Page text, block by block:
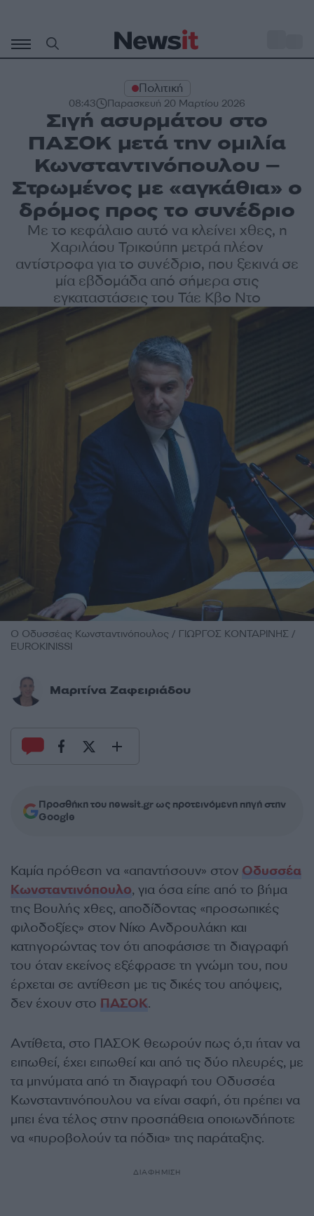
περιεχόμενο
Πολιτική
08:43 Παρασκευή 20 Μαρτίου 2026
Σιγή ασυρμάτου στο
ΠΑΣΟΚ μετά την ομιλία
Κωνσταντινόπουλου –
Στρωμένος με «αγκάθια» ο
δρόμος προς το συνέδριο
Με το κεφάλαιο αυτό να κλείνει χθες, η
Χαριλάου Τρικούπη μετρά πλέον
αντίστροφα για το συνέδριο, που ξεκινά σε
μία εβδομάδα από σήμερα στις
εγκαταστάσεις του Τάε Κβο Ντο
Ο Οδυσσέας Κωνσταντινόπουλος / ΓΙΩΡΓΟΣ ΚΟΝΤΑΡΙΝΗΣ /
EUROKINISSI
Μαριτίνα Ζαφειριάδου
Προσθήκη του newsit.gr ως προτεινόμενη πηγή στην
Google
Καμία πρόθεση να «απαντήσουν» στον Οδυσσέα
Κωνσταντινόπουλο, για όσα είπε από το βήμα
της Βουλής χθες, αποδίδοντας «προσωπικές
φιλοδοξίες» στον Νίκο Ανδρουλάκη και
κατηγορώντας τον ότι αποφάσισε τη διαγραφή
του όταν εκείνος εξέφρασε τη γνώμη του, που
έρχεται σε αντίθεση με τις δικές του απόψεις,
δεν έχουν στο ΠΑΣΟΚ.
Αντίθετα, στο ΠΑΣΟΚ θεωρούν πως ό,τι ήταν να
ειπωθεί, έχει ειπωθεί και από τις δύο πλευρές, με
τα μηνύματα από τη διαγραφή του Οδυσσέα
Κωνσταντινόπουλου να είναι σαφή, ότι πρέπει να
μπει ένα τέλος στην προσπάθεια οποιωνδήποτε
να «πυροβολούν τα πόδια» της παράταξης.
ΔΙΑΦΗΜΙΣΗ